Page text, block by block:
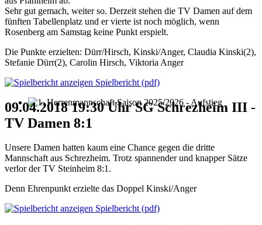
1. Herrenmannschaft Saison 2025/2026 - Aufstieg
Sehr gut gemach, weiter so. Derzeit stehen die TV Damen auf dem
fünften Tabellenplatz und er vierte ist noch möglich, wenn
Rosenberg am Samstag keine Punkt erspielt.
Die Punkte erzielten: Dürr/Hirsch, Kinski/Anger, Claudia Kinski(2),
Stefanie Dürr(2), Carolin Hirsch, Viktoria Anger
Spielbericht (pdf)
09.04.2018 19:30 Uhr SG Schrezheim III -
TV Damen 8:1
Unsere Damen hatten kaum eine Chance gegen die dritte
Mannschaft aus Schrezheim. Trotz spannender und knapper Sätze
verlor der TV Steinheim 8:1.
Denn Ehrenpunkt erzielte das Doppel Kinski/Anger
Spielbericht (pdf)